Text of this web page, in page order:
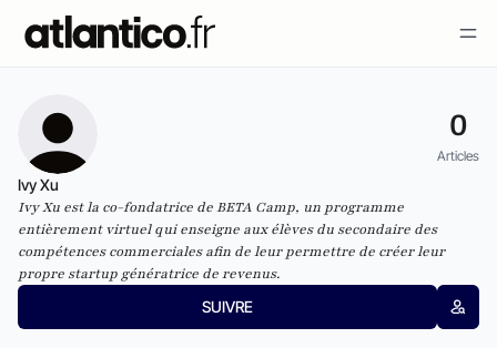
0
Articles
Ivy Xu
Ivy Xu est la co-fondatrice deBETA Camp, un programme
entièrement virtuel qui enseigne aux élèves du secondaire des
compétences commerciales afin de leur permettre de créer leur
propre startup génératrice de revenus.
SUIVRE